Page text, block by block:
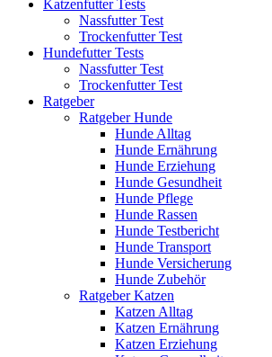
Katzenfutter Tests
Nassfutter Test
Trockenfutter Test
Hundefutter Tests
Nassfutter Test
Trockenfutter Test
Ratgeber
Ratgeber Hunde
Hunde Alltag
Hunde Ernährung
Hunde Erziehung
Hunde Gesundheit
Hunde Pflege
Hunde Rassen
Hunde Testbericht
Hunde Transport
Hunde Versicherung
Hunde Zubehör
Ratgeber Katzen
Katzen Alltag
Katzen Ernährung
Katzen Erziehung